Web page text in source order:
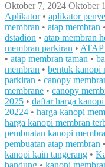
Oktober 7, 2024 Oktober
Aplikator• aplikator
membran • atap membran •
dstadion • atap membran
membran parkiran •
• atap membran taman •
membran • bentuk kanopi
parkiran • canopy
membrane • canopy
2025 • daftar harga
20224 • harga kanopi
harga kanopi membran
pembuatan kanopi
pembuatan atap membran •
kanopi kain tangerang •
bandung • kanopi